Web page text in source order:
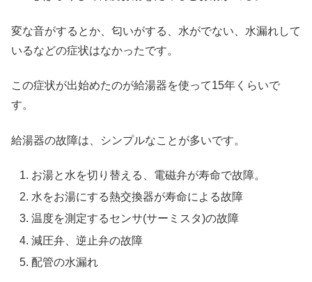
変な音がするとか、匂いがする、水がでない、水漏れして
いるなどの症状はなかったです。
この症状が出始めたのが給湯器を使って15年くらいで
す。
給湯器の故障は、シンプルなことが多いです。
お湯と水を切り替える、電磁弁が寿命で故障。
水をお湯にする熱交換器が寿命による故障
温度を測定するセンサ(サーミスタ)の故障
減圧弁、逆止弁の故障
配管の水漏れ